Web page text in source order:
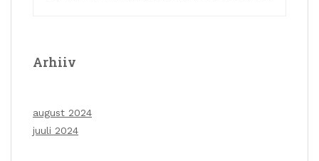
Arhiiv
august 2024
juuli 2024